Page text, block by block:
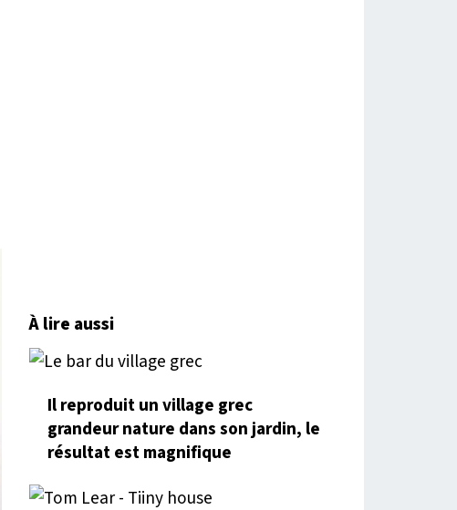
À lire aussi
Il reproduit un village grec
grandeur nature dans son jardin, le
résultat est magnifique